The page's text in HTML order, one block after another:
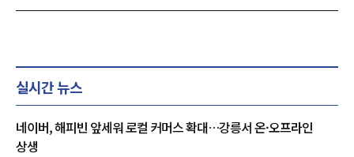
실시간 뉴스
네이버, 해피빈 앞세워 로컬 커머스 확대…강릉서 온·오프라인
상생